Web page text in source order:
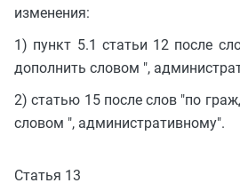
изменения:
1) пункт 5.1 статьи 12 после
дополнить словом ",
2) статью 15 после слов "по
словом ", административному".
Статья 13